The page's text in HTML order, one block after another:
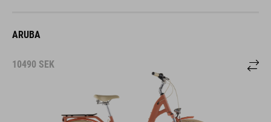
ARUBA
10490 SEK